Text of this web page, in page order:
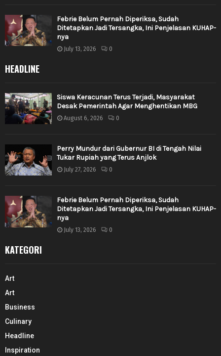
Febrie Belum Pernah Diperiksa, Sudah
Ditetapkan Jadi Tersangka, Ini Penjelasan KUHAP-
nya
July 13, 2026 0
HEADLINE
Siswa Keracunan Terus Terjadi, Masyarakat
Desak Pemerintah Agar Menghentikan MBG
August 6, 2026 0
Perry Mundur dari Gubernur BI di Tengah Nilai
Tukar Rupiah yang Terus Anjlok
July 27, 2026 0
Febrie Belum Pernah Diperiksa, Sudah
Ditetapkan Jadi Tersangka, Ini Penjelasan KUHAP-
nya
July 13, 2026 0
KATEGORI
Art
Art
Business
Culinary
Headline
Inspiration